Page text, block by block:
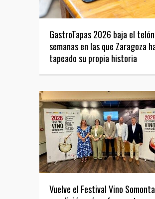
GastroTapas 2026 baja el
semanas en las que Zaragoza
tapeado su propia historia
Vuelve el Festival Vino